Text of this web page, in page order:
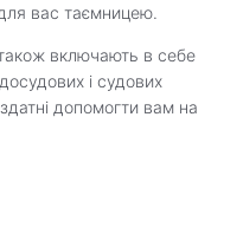
вас таємницею.
включають в себе
і судових
допомогти вам на